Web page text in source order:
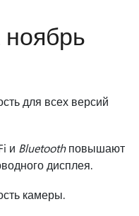
для всех версий
и Bluetoothповышают
дисплея.
камеры.